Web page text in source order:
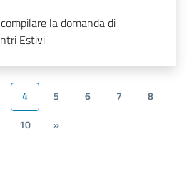
la domanda di
Estivi
4 5 6 7
8
10 »